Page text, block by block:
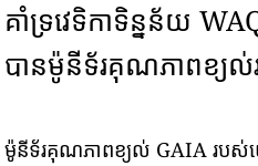
គាំទ្រវេទិកាទិន្នន័យ
បានម៉ូនីទ័រគុណភាពខ្យល់
ម៉ូនីទ័រគុណភាពខ្យល់ GAIA របស់